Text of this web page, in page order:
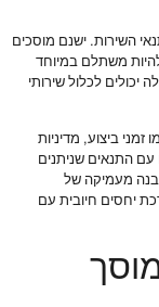
השירות. ישנם מוסכים
משתלם במיוחד
לכלול שירותי
ביצוע, מדיניות
עם התנאים שניתנים
מעמיקה של
יחסים חיובית עם